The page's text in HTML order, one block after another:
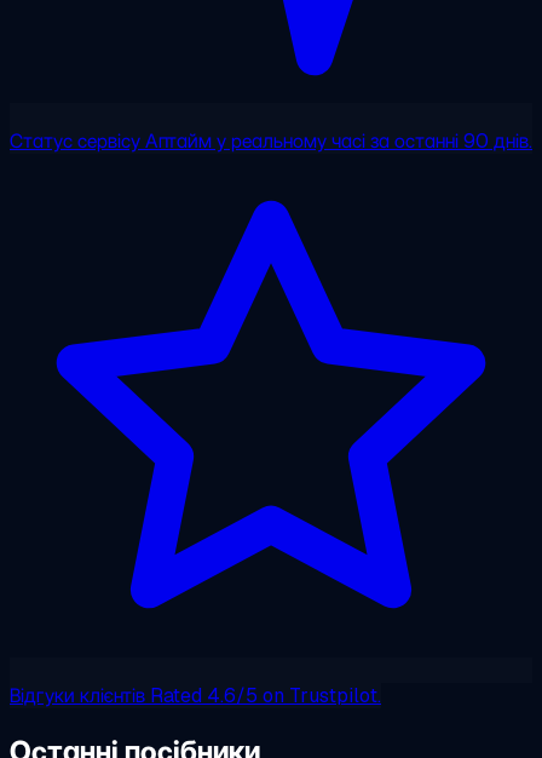
Статус сервісуАптайм у реальному часі за останні 90 днів.
Відгуки клієнтів Rated 4.6/5 on Trustpilot.